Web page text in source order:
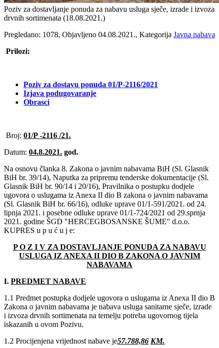
Poziv za dostavljanje ponuda za nabavu usluga sječe, izrade i izvoza
drvnih sortimenata (18.08.2021.)
Pregledano: 1078, Objavljeno 04.08.2021., Kategorija Javna nabava
Prilozi:
Poziv za dostavu ponuda 01/P-2116/2021
Izjava podugovaranje
Obrasci
Broj: 01/P -2116 /21.
Datum: 04.8.2021. god.
Na osnovu članka 8. Zakona o javnim nabavama BiH (Sl. Glasnik
BiH br. 39/14), Naputka za pripremu tenderske dokumentacije (Sl.
Glasnik BiH br. 90/14 i 20/16), Pravilnika o postupku dodjele
ugovora o uslugama iz Anexa II dio B zakona o javnim nabavama
(Sl. Glasnik BiH br. 66/16), odluke uprave 01/1-591/2021. od 24.
lipnja 2021. i posebne odluke uprave 01/1-724/2021 od 29.sprnja
2021. godine ŠGD "HERCEGBOSANSKE ŠUME" d.o.o.
KUPRES u p u ć u j e:
P O Z I V ZA DOSTAVLJANJE PONUDA ZA NABAVU
USLUGA IZ ANEXA II DIO B ZAKONA O JAVNIM
NABAVAMA
I. PREDMET NABAVE
1.1 Predmet postupka dodjele ugovora o uslugama iz Anexa II dio B
Zakona o javnim nabavama je nabava usluga sanitarne sječe, izrade
i izvoza drvnih sortimenata na temelju potreba ugovornog tijela
iskazanih u ovom Pozivu.
1.2 Procijenjena vrijednost nabave je57.788,86 KM.